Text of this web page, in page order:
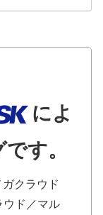
によ
す。
クラウド
ウド／マル